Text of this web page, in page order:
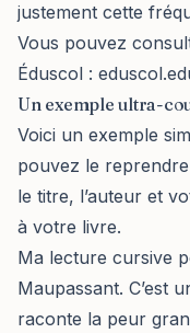
justement cette
Vous pouvez
Éduscol :
Un exemple ultra-
Voici un exemple
pouvez le
le titre, l’auteur et
à votre livre.
Ma lecture cursive
Maupassant. C’est
raconte la peur